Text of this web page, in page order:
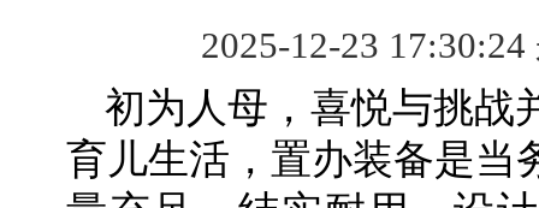
2025-12-23
初为人母，喜悦与挑战
育儿生活，置办装备是当